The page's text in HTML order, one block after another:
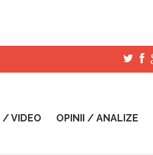
/ VIDEO OPINII / ANALIZE